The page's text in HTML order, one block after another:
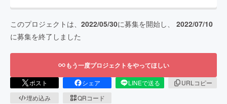
このプロジェクトは、 2022/05/30に募集を開始し、 2022/07/10
に募集を終了しました
もう一度プロジェクトをやってほしい
ポスト シェア LINEで送る
URLコピー
埋め込み
QRコード